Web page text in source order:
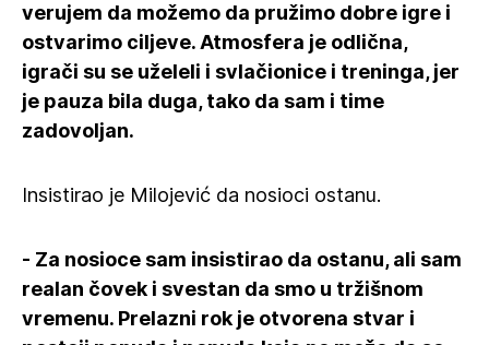
verujem da možemo da pružimo dobre igre i
ostvarimo ciljeve. Atmosfera je odlična,
igrači su se uželeli i svlačionice i treninga, jer
je pauza bila duga, tako da sam i time
zadovoljan.
Insistirao je Milojević da nosioci ostanu.
- Za nosioce sam insistirao da ostanu, ali sam
realan čovek i svestan da smo u tržišnom
vremenu. Prelazni rok je otvorena stvar i